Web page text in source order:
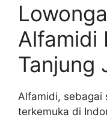
Alfamidi
Tanjung
Alfamidi, sebagai
terkemuka di